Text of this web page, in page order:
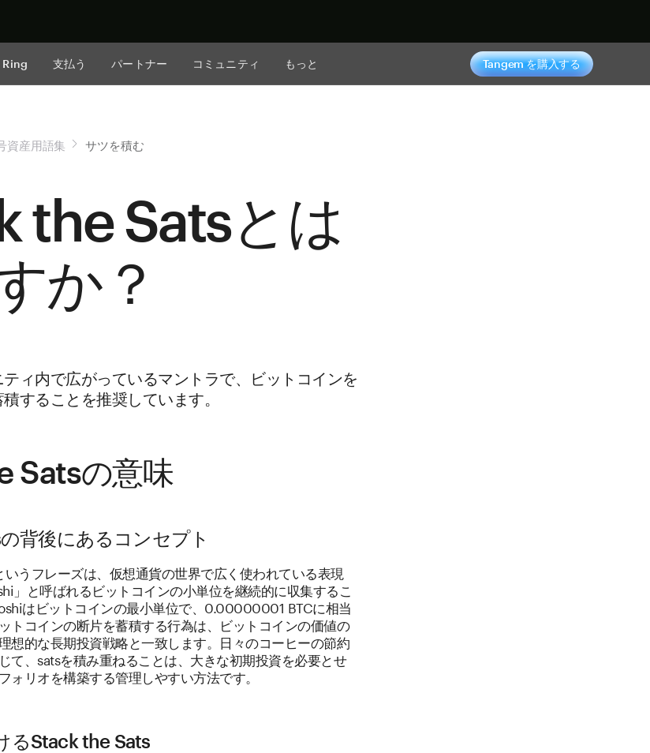
Ring 支払う パートナー コミュニティ もっと Tangem を購入する
資産用語集 サツを積む
the Satsとは
か？
ィ内で広がっているマントラで、ビットコインを
することを推奨しています。
Satsの意味
背後にあるコンセプト
いうフレーズは、仮想通貨の世界で広く使われている表現
」と呼ばれるビットコインの小単位を継続的に収集するこ
はビットコインの最小単位で、0.00000001 BTCに相当
トコインの断片を蓄積する行為は、ビットコインの価値の
想的な長期投資戦略と一致します。日々のコーヒーの節約
て、satsを積み重ねることは、大きな初期投資を必要とせ
ォリオを構築する管理しやすい方法です。
るStack the Sats